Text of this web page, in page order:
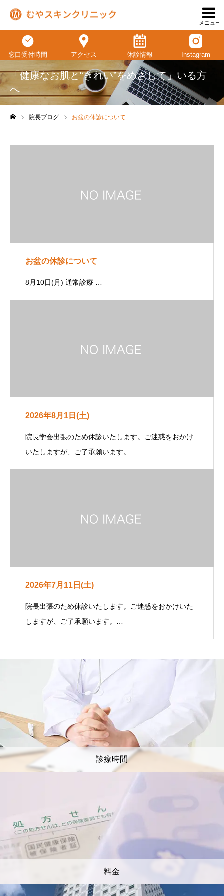
メニュー
窓口受付時間 アクセス 休診情報 Instagram
「健康なお肌と“きれい”をめざして」いる方
へ
院長ブログ お盆の休診について
お盆の休診について
2026年8月1日(土)
院長学会出張のため休診いたします。ご迷惑をおかけ
いたしますが、ご了承願います。…
2026年7月11日(土)
院長出張のため休診いたします。ご迷惑をおかけいた
しますが、ご了承願います。…
診療時間
料金